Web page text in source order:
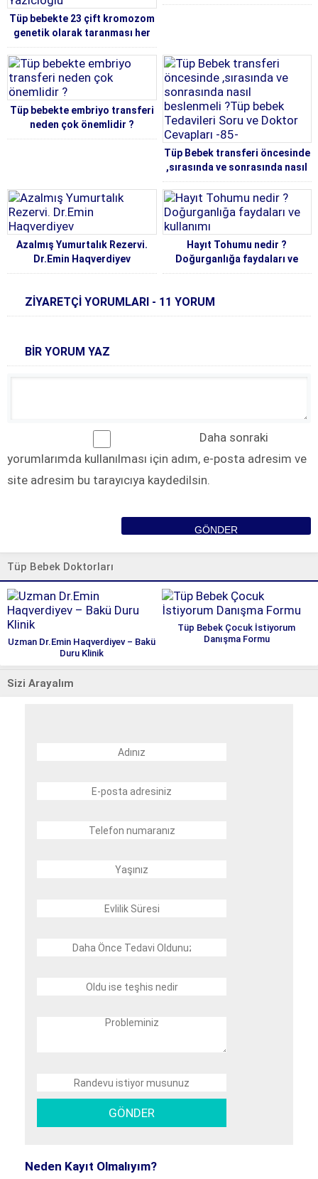
Tüp bebekte 23 çift kromozom
genetik olarak taranması her
tedavide gerekli mi?
Op.Dr.Çağlar Yazıcıoğlu
Tüp bebekte embriyo transferi
neden çok önemlidir ?
Tüp Bebek transferi öncesinde
,sırasında ve sonrasında nasıl
beslenmeli ?Tüp bebek
Tedavileri Soru ve Doktor
Cevapları -85-
Azalmış Yumurtalık Rezervi.
Dr.Emin Haqverdiyev
Hayıt Tohumu nedir ?
Doğurganlığa faydaları ve
kullanımı
ZİYARETÇİ YORUMLARI - 11 YORUM
BİR YORUM YAZ
Daha sonraki
yorumlarımda kullanılması için adım, e-posta adresim ve
site adresim bu tarayıcıya kaydedilsin.
Tüp Bebek Doktorları
Uzman Dr.Emin Haqverdiyev – Bakü
Duru Klinik
Tüp Bebek Çocuk İstiyorum
Danışma Formu
Sizi Arayalım
Neden Kayıt Olmalıyım?